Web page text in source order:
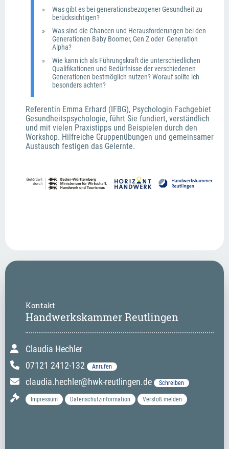
Was gibt es bei generationsbezogener Gesundheit zu
berücksichtigen?
Was sind die Chancen und Herausforderungen bei den
Generationen Baby Boomer, Gen Z oder  Generation
Alpha?
Wie kann ich als Führungskraft die unterschiedlichen
Qualifikationen und Bedürfnisse der verschiedenen
Generationen bestmöglich nutzen? Worauf sollte ich
besonders achten?
Referentin Emma Erhard (IFBG), Psychologin Fachgebiet
Gesundheitspsychologie, führt Sie fundiert, verständlich
und mit vielen Praxistipps und Beispielen durch den
Workshop. Hilfreiche Gruppenübungen und gemeinsamer
Austausch festigen das Gelernte.
Kontakt
Handwerkskammer Reutlingen
Claudia Hechler
07121 2412-132
Anrufen
claudia.hechler@hwk-reutlingen.de Schreiben
Impressum Datenschutzinformation Verstoß melden